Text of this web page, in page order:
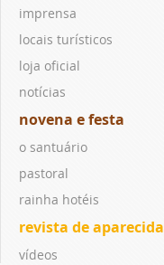
imprensa
locais turísticos
loja oficial
notícias
novena e festa
o santuário
pastoral
rainha hotéis
revista de aparecida
vídeos